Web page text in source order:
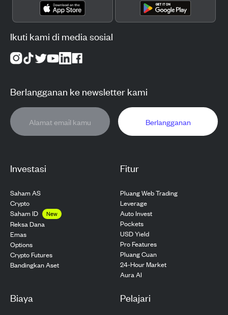
Investasi
Saham AS
Crypto
Saham ID
New
Reksa Dana
Emas
Options
Crypto Futures
Bandingkan Aset
Fitur
Pluang Web Trading
Leverage
Auto Invest
Pockets
USD Yield
Pro Features
Pluang Cuan
24-Hour Market
Aura AI
Biaya Pelajari
Ikuti kami di media sosial
Berlangganan ke newsletter kami
Berlangganan